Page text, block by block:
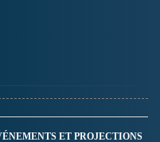
ET PROJECTIONS